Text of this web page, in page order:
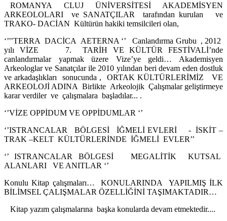
ROMANYA CLUJ ÜNİVERSİTESİ AKADEMİSYEN
ARKEOLOLARI ve SANATÇILAR tarafından kurulan ve
TRAKO- DACİAN Kültürün hakiki temsilcileri olan,
‘’’’TERRA DACİCA AETERNA ‘’ Canlandırma Grubu , 2012
yılı VİZE 7. TARİH VE KÜLTÜR FESTİVALİ’nde
canlandırmalar yapmak üzere Vize’ye geldi… Akademisyen
Arkeologlar ve Sanatçılar ile 2010 yılından beri devam eden dostluk
ve arkadaşlıkları sonucunda , ORTAK KÜLTÜRLERİMİZ VE
ARKEOLOJİ ADINA Birlikte Arkeolojik Çalışmalar geliştirmeye
karar verdiler ve çalışmalara başladılar... .
‘’VİZE OPPİDUM VE OPPİDUMLAR ‘’
‘’ISTRANCALAR BÖLGESİ İĞMELİ EVLERİ - İSKİT –
TRAK –KELT KÜLTÜRLERİNDE İĞMELİ EVLER’’
‘’ ISTRANCALAR BÖLGESİ MEGALİTİK KUTSAL
ALANLARI VE ANITLAR ‘’
Konulu Kitap çalışmaları… KONULARINDA YAPILMIŞ İLK
BİLİMSEL ÇALIŞMALAR ÖZELLİĞİNİ TAŞIMAKTADIR…
Kitap yazım çalışmalarına başka konularda devam etmektedir....